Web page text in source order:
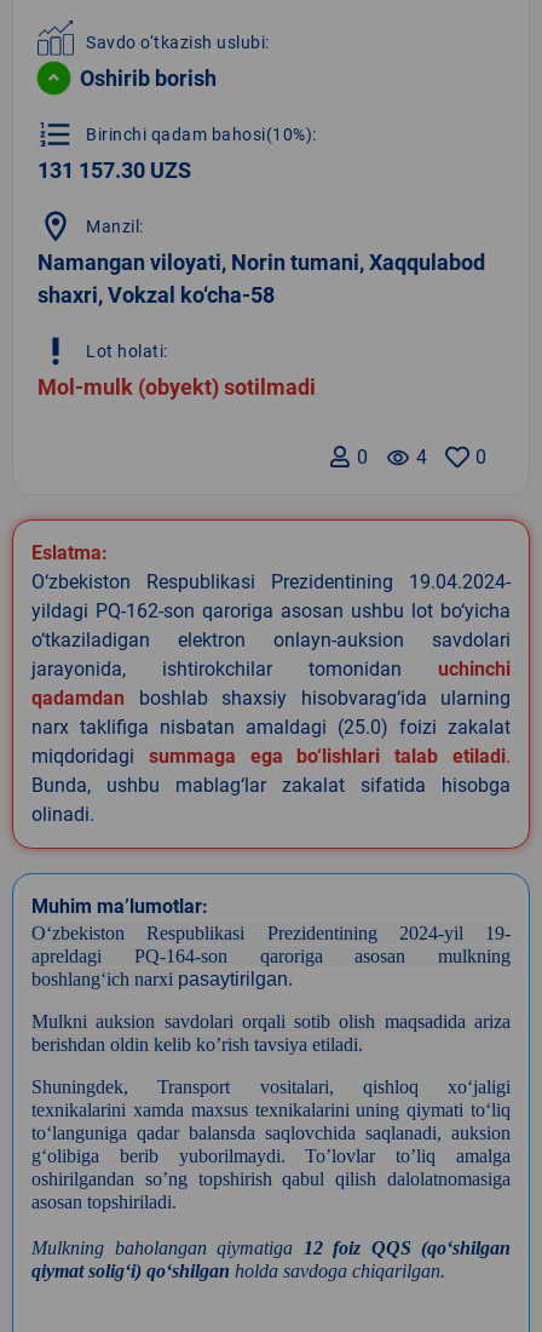
Savdo o‘tkazish uslubi:
Oshirib borish
format_list_numbered Birinchi qadam bahosi(10%):
131 157.30 UZS
location_on Manzil:
Namangan viloyati, Norin tumani, Xaqqulabod
shaxri, Vokzal ko‘cha-58
priority_high Lot holati:
Mol-mulk (obyekt) sotilmadi
0
remove_red_eye 4
0
Eslatma:
O‘zbekiston Respublikasi Prezidentining 19.04.2024-
yildagi PQ-162-son qaroriga asosan ushbu lot bo‘yicha
o‘tkaziladigan elektron onlayn-auksion savdolari
jarayonida, ishtirokchilar tomonidan uchinchi
qadamdan boshlab shaxsiy hisobvarag‘ida ularning
narx taklifiga nisbatan amaldagi (25.0) foizi zakalat
miqdoridagi summaga ega bo‘lishlari talab etiladi.
Bunda, ushbu mablag‘lar zakalat sifatida hisobga
olinadi.
Muhim ma’lumotlar:
Oʻzbekiston Respublikasi Prezidentining 2024-yil 19-
apreldagi PQ-164-son qaroriga asosan mulkning
boshlangʻich narxi pasaytirilgan.
Mulkni auksion savdolari orqali sotib olish maqsadida ariza
berishdan oldin kelib ko’rish tavsiya etiladi.
Shuningdek, Transport vositalari, qishloq xo‘jaligi
texnikalarini xamda maxsus texnikalarini uning qiymati to‘liq
to‘languniga qadar balansda saqlovchida saqlanadi, auksion
g‘olibiga berib yuborilmaydi. To’lovlar to’liq amalga
oshirilgandan so’ng topshirish qabul qilish dalolatnomasiga
asosan topshiriladi.
Mulkning baholangan qiymatiga
12 foiz QQS (qoʻshilgan
qiymat soligʻi) qoʻshilgan holda savdoga chiqarilgan.